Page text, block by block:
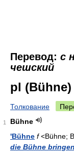
Перевод: с
чешский
pl (Bühne)
Толкование
1
Bühne
'Bühne f<Bühne;
die Bühne bringen